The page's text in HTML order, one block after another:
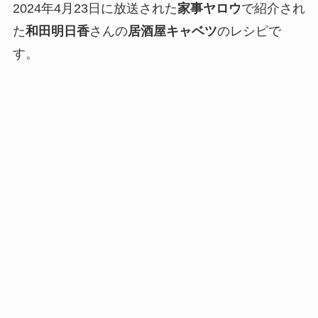
2024年4月23日に放送された家事ヤロウで紹介され
た和田明日香さんの居酒屋キャベツのレシピで
す。